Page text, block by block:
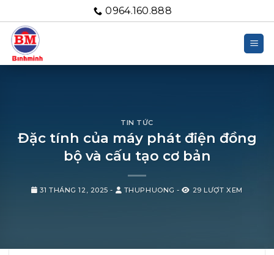
qua
nội
dung
0964.160.888
TIN TỨC
Đặc tính của máy phát điện đồng
bộ và cấu tạo cơ bản
31 THÁNG 12, 2025 - THUPHUONG - 29 LƯỢT XEM